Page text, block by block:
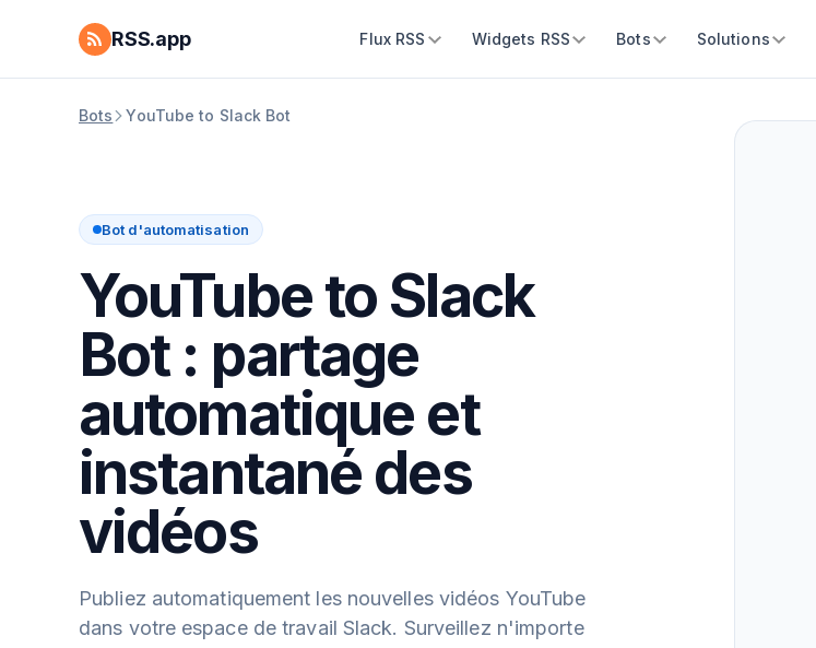
RSS.app Flux RSS Widgets RSS Bots Solutions
Bots YouTube to Slack Bot
Bot d'automatisation
YouTube to Slack
Bot : partage
automatique et
instantané des
vidéos
Publiez automatiquement les nouvelles vidéos YouTube
dans votre espace de travail Slack. Surveillez n'importe